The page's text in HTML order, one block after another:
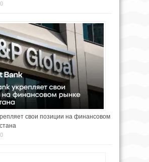
свои позиции на финансовом